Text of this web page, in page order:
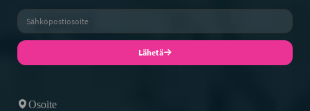
Lähetä
Osoite